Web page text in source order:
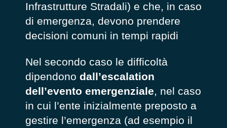
Infrastrutture Stradali) e che, in caso
di emergenza, devono prendere
decisioni comuni in tempi rapidi
Nel secondo caso le difficoltà
dipendono dall’escalation
dell’evento emergenziale, nel caso
in cui l’ente inizialmente preposto a
gestire l’emergenza (ad esempio il